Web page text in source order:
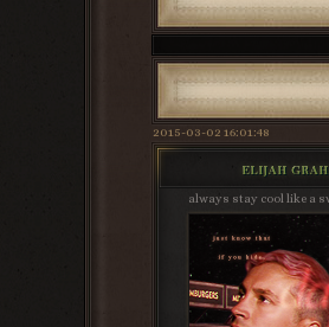
2015-03-02 16:01:48
ELIJAH
always stay cool like a